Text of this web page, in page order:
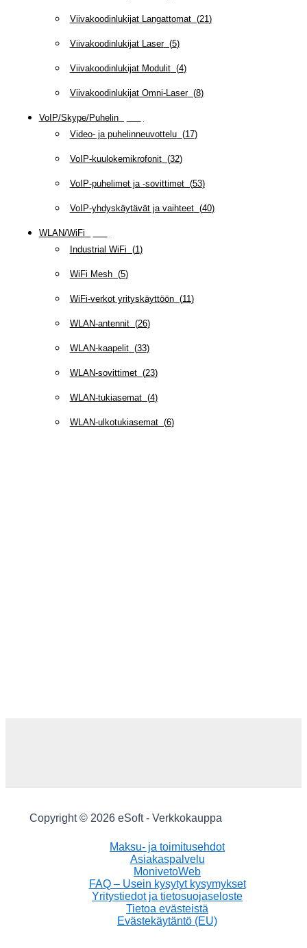
Viivakoodinlukijat Langattomat(21 )
Viivakoodinlukijat Laser(5)
Viivakoodinlukijat Modulit(4)
Viivakoodinlukijat Omni-Laser(8)
VoIP/Skype/Puhelin(
Video- ja puhelinneuvottelu(17)
VoIP-kuulokemikrofonit(32)
VoIP-puhelimet ja -sovittimet(53)
VoIP-yhdyskäytävät ja vaihteet(40)
WLAN/WiFi
Industrial WiFi (1 )
WiFi Mesh(5)
WiFi-verkot yrityskäyttöön(11 )
WLAN-antennit(26)
WLAN-kaapelit(33)
WLAN-sovittimet(23)
WLAN-tukiasemat(4)
WLAN-ulkotukiasemat(6)
Copyright © 2026 eSoft - Verkkokauppa
Maksu- ja toimitusehdot
Asiakaspalvelu
MonivetoWeb
FAQ – Usein kysytyt kysymykset
Yritystiedot ja tietosuojaseloste
Tietoa evästeistä
Evästekäytäntö (EU)